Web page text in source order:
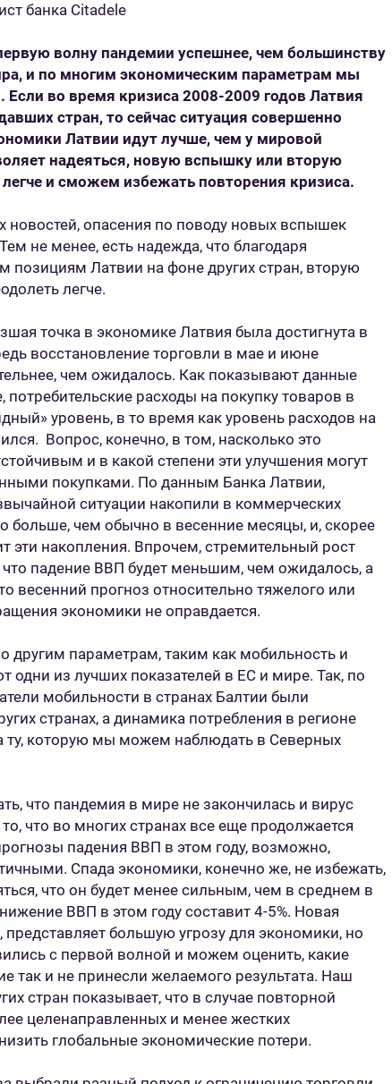
банка Citadele
волну пандемии успешнее, чем большинству
и по многим экономическим параметрам мы
. Если во время кризиса 2008-2009 годов Латвия
стран, то сейчас ситуация совершенно
Латвии идут лучше, чем у мировой
надеяться, новую вспышку или вторую
и сможем избежать повторения кризиса.
новостей, опасения по поводу новых вспышек
не менее, есть надежда, что благодаря
позициям Латвии на фоне других стран, вторую
легче.
точка в экономике Латвия была достигнута в
восстановление торговли в мае и июне
чем ожидалось. Как показывают данные
потребительские расходы на покупку товаров в
уровень, в то время как уровень расходов на
Вопрос, конечно, в том, насколько это
и в какой степени эти улучшения могут
покупками. По данным Банка Латвии,
ситуации накопили в коммерческих
больше, чем обычно в весенние месяцы, и, скорее
эти накопления. Впрочем, стремительный рост
что падение ВВП будет меньшим, чем ожидалось, а
весенний прогноз относительно тяжелого или
экономики не оправдается.
другим параметрам, таким как мобильность и
одни из лучших показателей в ЕС и мире. Так, по
мобильности в странах Балтии были
странах, а динамика потребления в регионе
ту, которую мы можем наблюдать в Северных
что пандемия в мире не закончилась и вирус
что во многих странах все еще продолжается
падения ВВП в этом году, возможно,
Спада экономики, конечно же, не избежать,
что он будет менее сильным, чем в среднем в
ВВП в этом году составит 4-5%. Новая
большую угрозу для экономики, но
с первой волной и можем оценить, какие
так и не принесли желаемого результата. Наш
стран показывает, что в случае повторной
целенаправленных и менее жестких
глобальные экономические потери.